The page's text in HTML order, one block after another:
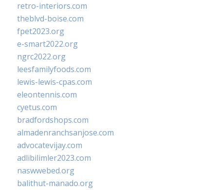
retro-interiors.com
theblvd-boise.com
fpet2023.org
e-smart2022.org
ngrc2022.org
leesfamilyfoods.com
lewis-lewis-cpas.com
eleontennis.com
cyetus.com
bradfordshops.com
almadenranchsanjose.com
advocatevijay.com
adlibilimler2023.com
naswwebed.org
balithut-manado.org